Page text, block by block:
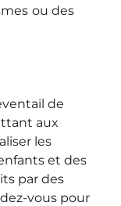
ou des
de
aux
les
et des
par des
vous pour